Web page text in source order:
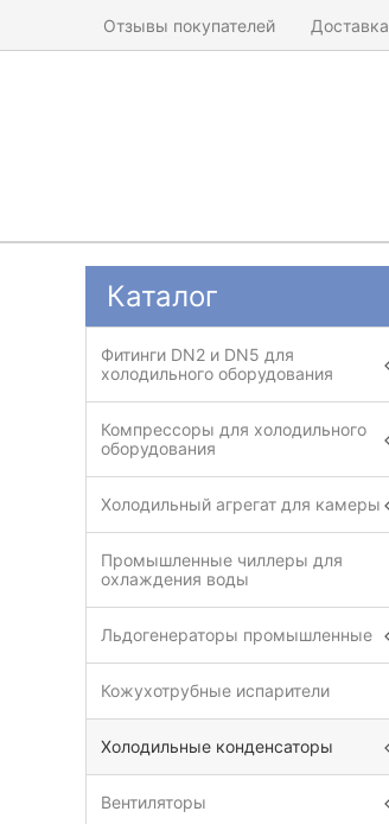
Отзывы покупателей Доставка
Каталог
Фитинги DN2 и DN5 для
холодильного оборудования
Компрессоры для холодильного
оборудования
Холодильный агрегат для камеры
Промышленные чиллеры для
охлаждения воды
Льдогенераторы промышленные
Кожухотрубные испарители
Холодильные конденсаторы
Вентиляторы